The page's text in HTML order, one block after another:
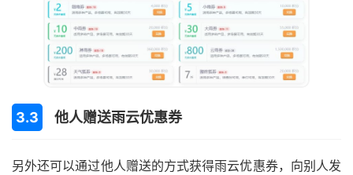
他人赠送雨云优惠券
另外还可以通过他人赠送的方式获得雨云优惠券，向别人发